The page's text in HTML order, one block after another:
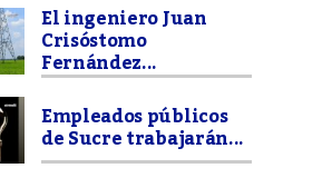
El ingeniero Juan
Crisóstomo
Fernández...
Empleados públicos
de Sucre trabajarán...